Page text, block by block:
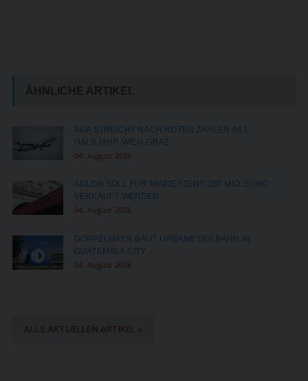
ÄHNLICHE ARTIKEL
AUA STREICHT NACH ROTEN ZAHLEN IM 1.
HALBJAHR WIEN-GRAZ
04. August 2026
ADLON SOLL FÜR MINDESTENS 280 MIO. EURO
VERKAUFT WERDEN
04. August 2026
DOPPELMAYR BAUT URBANE SEILBAHN IN
GUATEMALA CITY
04. August 2026
ALLE AKTUELLEN ARTIKEL »